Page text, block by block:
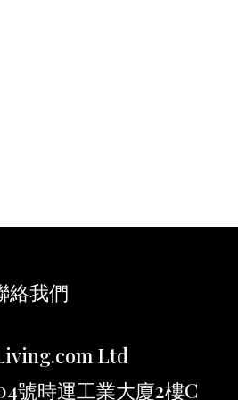
絡我們
Ltd
號時運工業大廈2樓C